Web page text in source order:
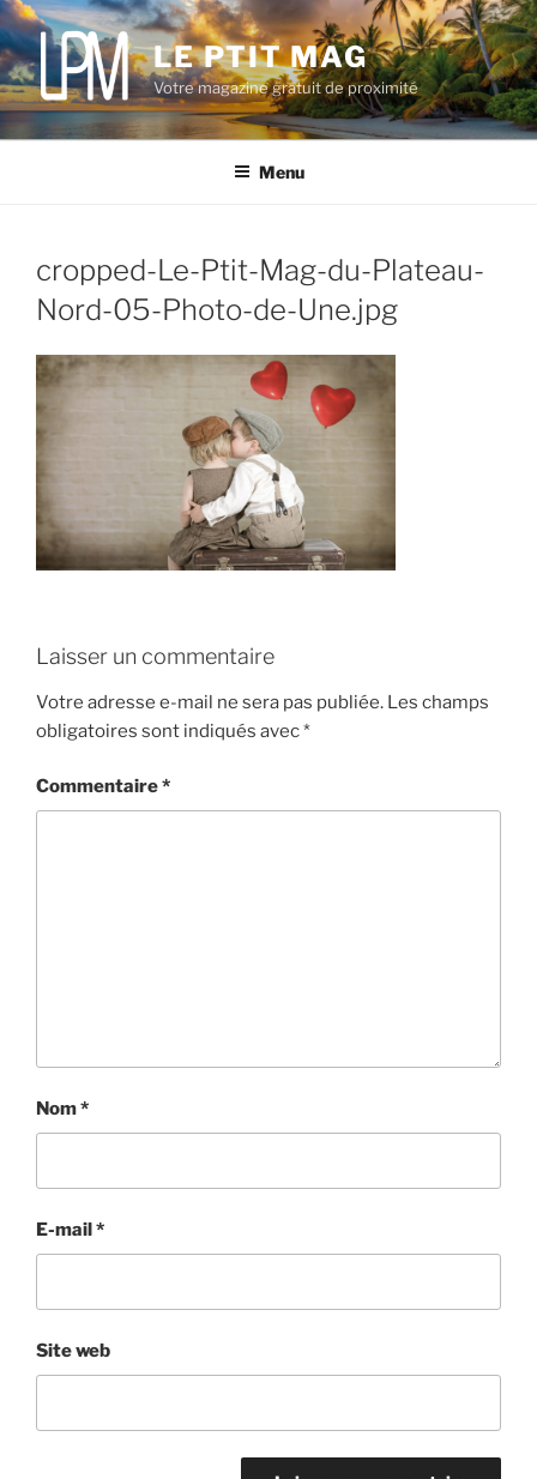
Aller
au
contenu
principal
LE PTIT MAG
Votre magazine gratuit de proximité
Menu
cropped-Le-Ptit-Mag-du-Plateau-
Nord-05-Photo-de-Une.jpg
Laisser un commentaire
Votre adresse e-mail ne sera pas publiée. Les champs
obligatoires sont indiqués avec*
Commentaire*
Nom*
E-mail*
Site web